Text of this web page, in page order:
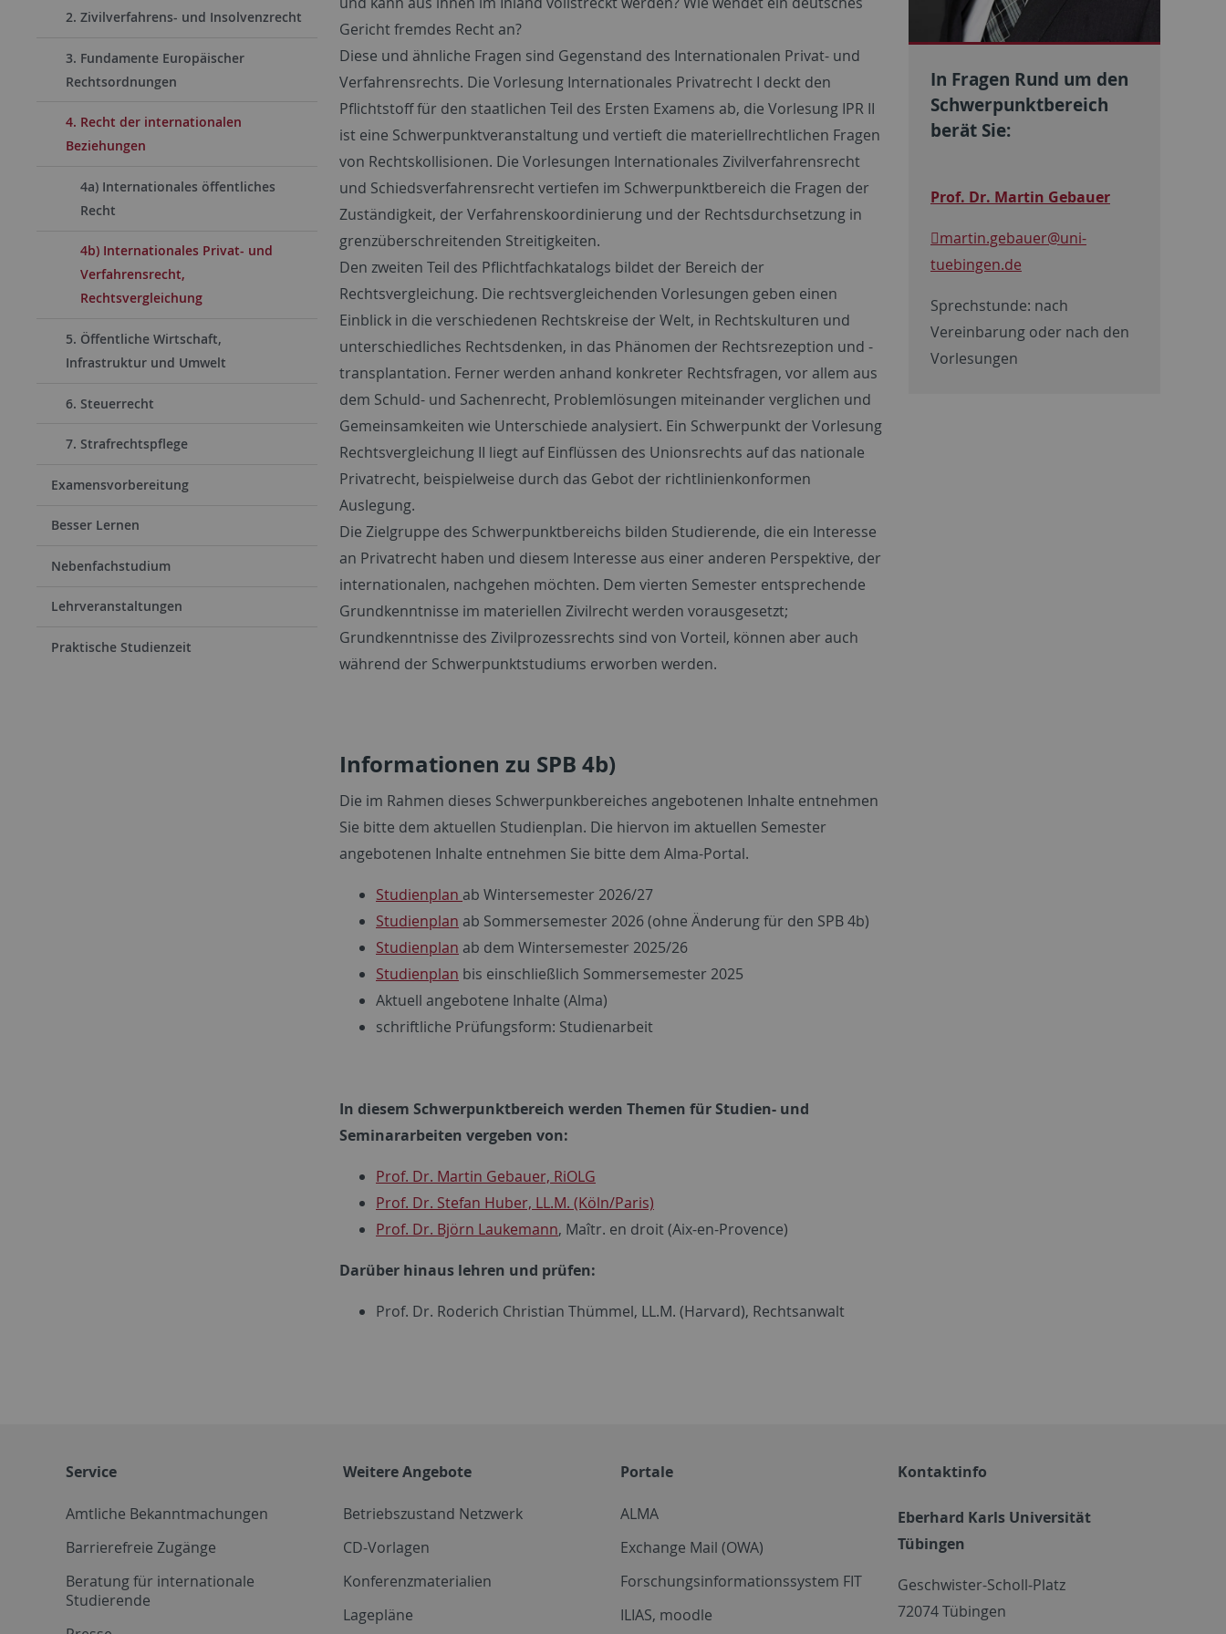
2. Zivilverfahrens- und Insolvenzrecht
3. Fundamente Europäischer
Rechtsordnungen
4. Recht der internationalen
Beziehungen
4a) Internationales öffentliches
Recht
4b) Internationales Privat- und
Verfahrensrecht,
Rechtsvergleichung
5. Öffentliche Wirtschaft,
Infrastruktur und Umwelt
6. Steuerrecht
7. Strafrechtspflege
Examensvorbereitung
Besser Lernen
Nebenfachstudium
Lehrveranstaltungen
Praktische Studienzeit
Gericht fremdes Recht an?
Diese und ähnliche Fragen sind Gegenstand des Internationalen Privat- und
Verfahrensrechts. Die Vorlesung Internationales Privatrecht I deckt den
Pflichtstoff für den staatlichen Teil des Ersten Examens ab, die Vorlesung IPR II
ist eine Schwerpunktveranstaltung und vertieft die materiellrechtlichen Fragen
von Rechtskollisionen. Die Vorlesungen Internationales Zivilverfahrensrecht
und Schiedsverfahrensrecht vertiefen im Schwerpunktbereich die Fragen der
Zuständigkeit, der Verfahrenskoordinierung und der Rechtsdurchsetzung in
grenzüberschreitenden Streitigkeiten.
Den zweiten Teil des Pflichtfachkatalogs bildet der Bereich der
Rechtsvergleichung. Die rechtsvergleichenden Vorlesungen geben einen
Einblick in die verschiedenen Rechtskreise der Welt, in Rechtskulturen und
unterschiedliches Rechtsdenken, in das Phänomen der Rechtsrezeption und -
transplantation. Ferner werden anhand konkreter Rechtsfragen, vor allem aus
dem Schuld- und Sachenrecht, Problemlösungen miteinander verglichen und
Gemeinsamkeiten wie Unterschiede analysiert. Ein Schwerpunkt der Vorlesung
Rechtsvergleichung II liegt auf Einflüssen des Unionsrechts auf das nationale
Privatrecht, beispielweise durch das Gebot der richtlinienkonformen
Auslegung.
Die Zielgruppe des Schwerpunktbereichs bilden Studierende, die ein Interesse
an Privatrecht haben und diesem Interesse aus einer anderen Perspektive, der
internationalen, nachgehen möchten. Dem vierten Semester entsprechende
Grundkenntnisse im materiellen Zivilrecht werden vorausgesetzt;
Grundkenntnisse des Zivilprozessrechts sind von Vorteil, können aber auch
während der Schwerpunktstudiums erworben werden.
Informationen zu SPB 4b)
Die im Rahmen dieses Schwerpunkbereiches angebotenen Inhalte entnehmen
Sie bitte dem aktuellen Studienplan. Die hiervon im aktuellen Semester
angebotenen Inhalte entnehmen Sie bitte dem Alma-Portal.
Studienplan ab Wintersemester 2026/27
Studienplan ab Sommersemester 2026 (ohne Änderung für den SPB 4b)
Studienplan ab dem Wintersemester 2025/26
Studienplan bis einschließlich Sommersemester 2025
Aktuell angebotene Inhalte (Alma)
schriftliche Prüfungsform: Studienarbeit
In diesem Schwerpunktbereich werden Themen für Studien- und
Seminararbeiten vergeben von:
Prof. Dr. Martin Gebauer, RiOLG
Prof. Dr. Stefan Huber, LL.M. (Köln/Paris)
Prof. Dr. Björn Laukemann, Maîtr. en droit (Aix-en-Provence)
Darüber hinaus lehren und prüfen:
Prof. Dr. Roderich Christian Thümmel, LL.M. (Harvard), Rechtsanwalt
In Fragen Rund um den
Schwerpunktbereich
berät Sie:
Prof. Dr. Martin Gebauer
martin.gebauer@uni-
tuebingen.de
Sprechstunde: nach
Vereinbarung oder nach den
Vorlesungen
Service
Amtliche Bekanntmachungen
Barrierefreie Zugänge
Beratung für internationale
Studierende
Weitere Angebote
Betriebszustand Netzwerk
CD-Vorlagen
Konferenzmaterialien
Lagepläne
Portale
ALMA
Exchange Mail (OWA)
Forschungsinformationssystem FIT
ILIAS, moodle
Kontaktinfo
Eberhard Karls Universität
Tübingen
Geschwister-Scholl-Platz
72074 Tübingen